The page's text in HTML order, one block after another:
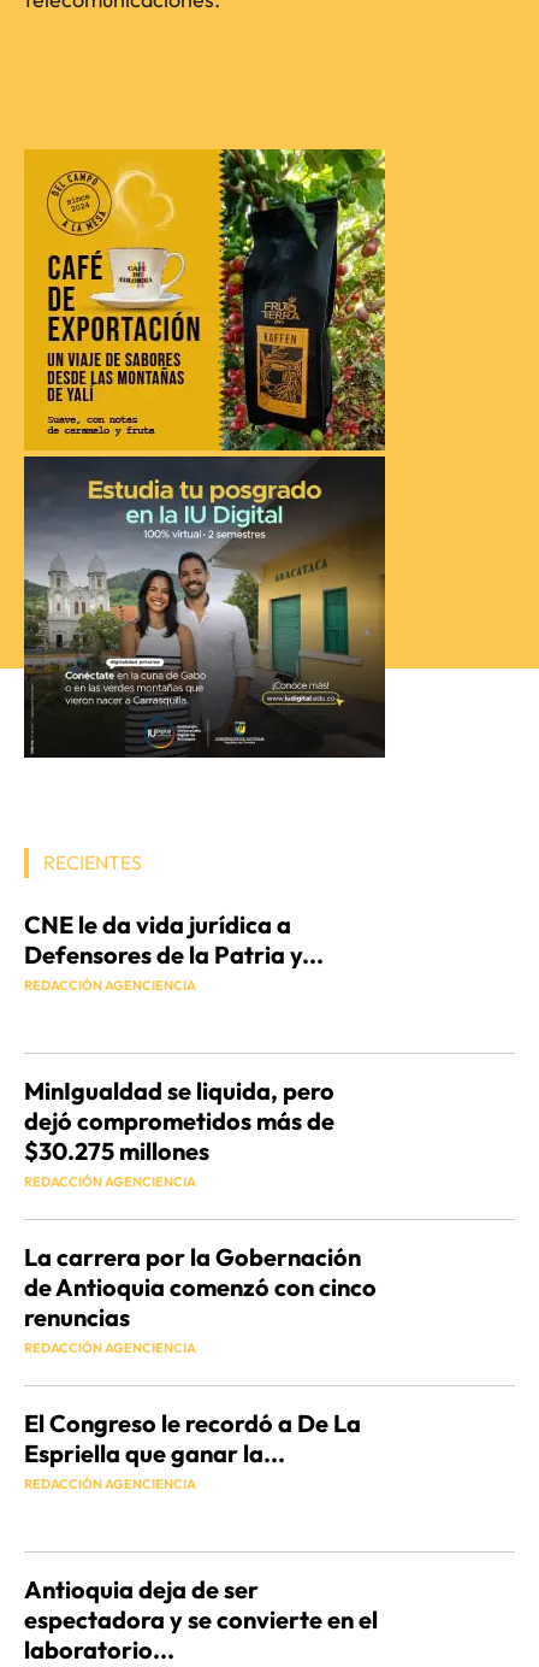
RECIENTES
CNE le da vida jurídica a
Defensores de la Patria y...
REDACCIÓN AGENCIENCIA
MinIgualdad se liquida, pero
dejó comprometidos más de
$30.275 millones
REDACCIÓN AGENCIENCIA
La carrera por la Gobernación
de Antioquia comenzó con cinco
renuncias
REDACCIÓN AGENCIENCIA
El Congreso le recordó a De La
Espriella que ganar la...
REDACCIÓN AGENCIENCIA
Antioquia deja de ser
espectadora y se convierte en el
laboratorio...